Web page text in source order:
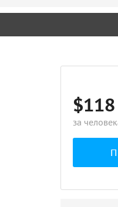
$118
за